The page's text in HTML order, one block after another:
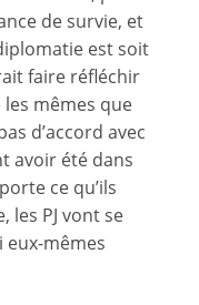
de survie, et
est soit
faire réfléchir
les mêmes que
d’accord avec
avoir été dans
ce qu’ils
les PJ vont se
mêmes